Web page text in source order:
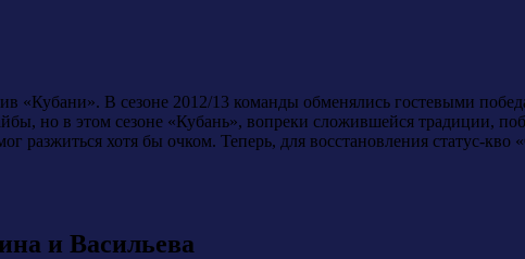
«Кубани». В сезоне 2012/13 команды обменялись гостевыми
но в этом сезоне «Кубань», вопреки сложившейся традиции,
разжиться хотя бы очком. Теперь, для восстановления статус-
и Васильева